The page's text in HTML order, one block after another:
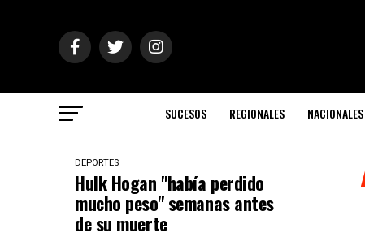
SUCESOS REGIONALES NACIONALES
DEPORTES
Hulk Hogan "había perdido
mucho peso" semanas antes
de su muerte